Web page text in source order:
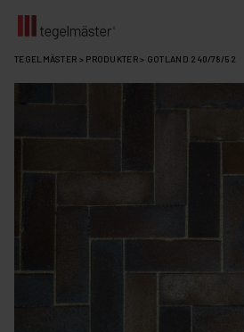
Fortsätt
till
innehållet
TEGELMÄSTER > PRODUKTER> GOTLAND 240/78/52